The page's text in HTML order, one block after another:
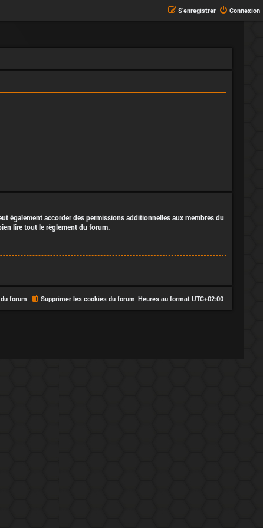
Connexion
S’enregistrer
également accorder des permissions additionnelles aux membres du
lire tout le règlement du forum.
Heures au format UTC+02:00
Supprimer les cookies du forum
du forum